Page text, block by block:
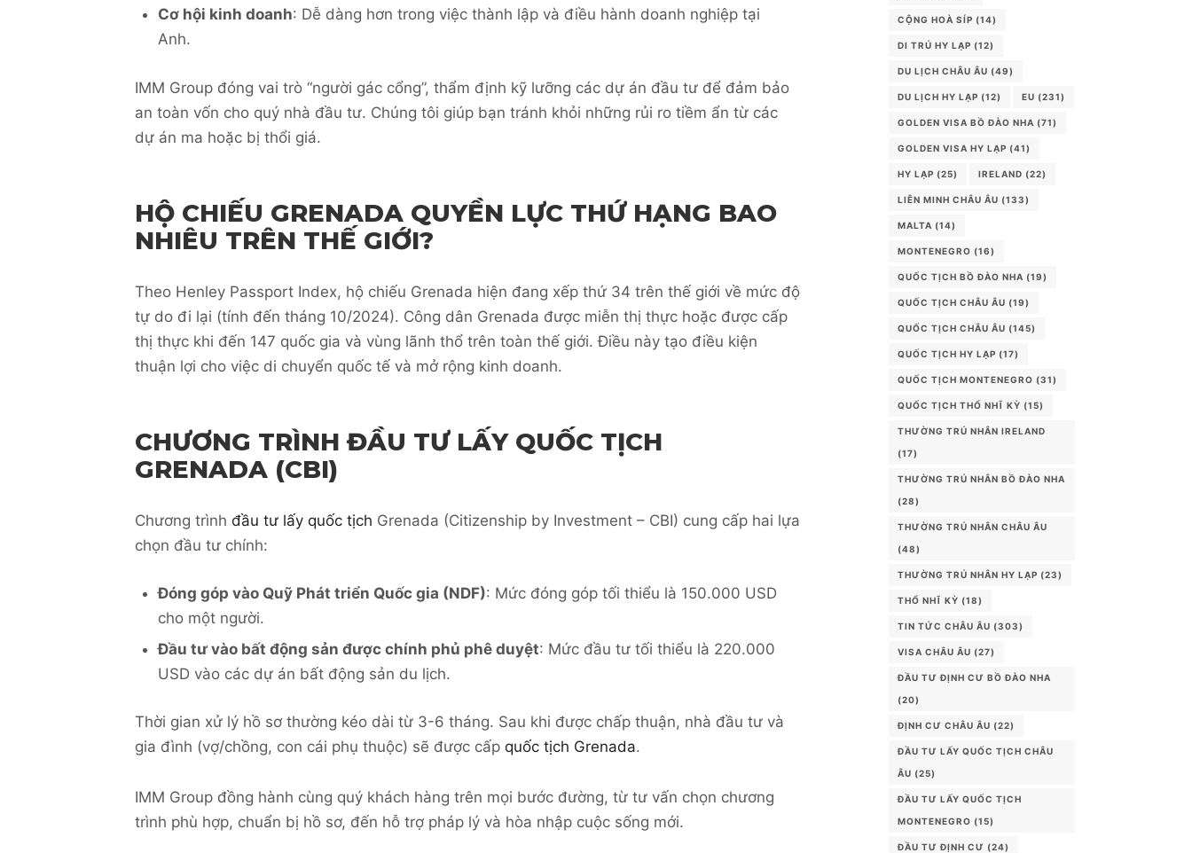
Cơ hội kinh doanh: Dễ dàng hơn trong việc thành lập và điều hành doanh nghiệp tại
Anh.
IMM Group đóng vai trò “người gác cổng”, thẩm định kỹ lưỡng các dự án đầu tư để đảm bảo
an toàn vốn cho quý nhà đầu tư. Chúng tôi giúp bạn tránh khỏi những rủi ro tiềm ẩn từ các
dự án ma hoặc bị thổi giá.
HỘ CHIẾU GRENADA QUYỀN LỰC THỨ HẠNG BAO
NHIÊU TRÊN THẾ GIỚI?
Theo Henley Passport Index, hộ chiếu Grenada hiện đang xếp thứ 34 trên thế giới về mức độ
tự do đi lại (tính đến tháng 10/2024). Công dân Grenada được miễn thị thực hoặc được cấp
thị thực khi đến 147 quốc gia và vùng lãnh thổ trên toàn thế giới. Điều này tạo điều kiện
thuận lợi cho việc di chuyển quốc tế và mở rộng kinh doanh.
CHƯƠNG TRÌNH ĐẦU TƯ LẤY QUỐC TỊCH
GRENADA (CBI)
Chương trình đầu tư lấy quốc tịch Grenada (Citizenship by Investment – CBI) cung cấp hai lựa
chọn đầu tư chính:
Đóng góp vào Quỹ Phát triển Quốc gia (NDF): Mức đóng góp tối thiểu là 150.000 USD
cho một người.
Đầu tư vào bất động sản được chính phủ phê duyệt: Mức đầu tư tối thiểu là 220.000
USD vào các dự án bất động sản du lịch.
Thời gian xử lý hồ sơ thường kéo dài từ 3-6 tháng. Sau khi được chấp thuận, nhà đầu tư và
gia đình (vợ/chồng, con cái phụ thuộc) sẽ được cấp quốc tịch Grenada.
IMM Group đồng hành cùng quý khách hàng trên mọi bước đường, từ tư vấn chọn chương
trình phù hợp, chuẩn bị hồ sơ, đến hỗ trợ pháp lý và hòa nhập cuộc sống mới.
CỘNG HOÀ SÍP (14)
DI TRÚ HY LẠP (12)
DU LỊCH CHÂU ÂU (49)
DU LỊCH HY LẠP (12) EU (231)
GOLDEN VISA BỒ ĐÀO NHA (71)
GOLDEN VISA HY LẠP (41)
HY LẠP (25) IRELAND (22)
LIÊN MINH CHÂU ÂU (133)
MALTA (14)
MONTENEGRO (16)
QUỐC TỊCH BỒ ĐÀO NHA (19)
QUỐC TỊCH CHÂU ÂU (19)
QUỐC TỊCH CHÂU ÂU (145)
QUỐC TỊCH HY LẠP (17)
QUỐC TỊCH MONTENEGRO (31)
QUỐC TỊCH THỔ NHĨ KỲ (15)
THƯỜNG TRÚ NHÂN IRELAND
(17)
THƯỜNG TRÚ NHÂN BỒ ĐÀO NHA
(28)
THƯỜNG TRÚ NHÂN CHÂU ÂU
(48)
THƯỜNG TRÚ NHÂN HY LẠP (23)
THỔ NHĨ KỲ (18)
TIN TỨC CHÂU ÂU (303)
VISA CHÂU ÂU (27)
ĐẦU TƯ ĐỊNH CƯ BỒ ĐÀO NHA
(20)
ĐỊNH CƯ CHÂU ÂU (22)
ĐẦU TƯ LẤY QUỐC TỊCH CHÂU
ÂU (25)
ĐẦU TƯ LẤY QUỐC TỊCH
MONTENEGRO (15)
ĐẦU TƯ ĐỊNH CƯ (24)